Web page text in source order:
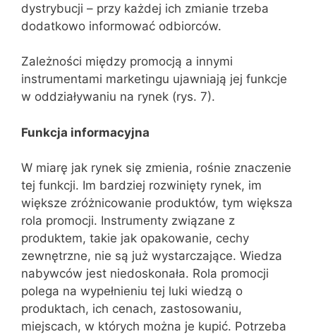
dystrybucji – przy każdej ich zmianie trzeba
dodatkowo informować odbiorców.
Zależności między promocją a innymi
instrumentami marketingu ujawniają jej funkcje
w oddziaływaniu na rynek (rys. 7).
Funkcja informacyjna
W miarę jak rynek się zmienia, rośnie znaczenie
tej funkcji. Im bardziej rozwinięty rynek, im
większe zróżnicowanie produktów, tym większa
rola promocji. Instrumenty związane z
produktem, takie jak opakowanie, cechy
zewnętrzne, nie są już wystarczające. Wiedza
nabywców jest niedoskonała. Rola promocji
polega na wypełnieniu tej luki wiedzą o
produktach, ich cenach, zastosowaniu,
miejscach, w których można je kupić. Potrzeba